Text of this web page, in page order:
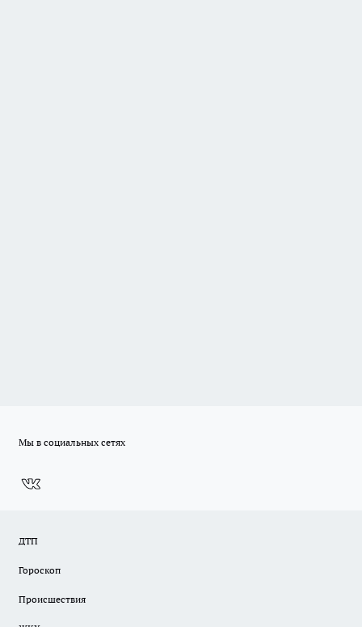
Мы в социальных сетях
ДТП
Гороскоп
Происшествия